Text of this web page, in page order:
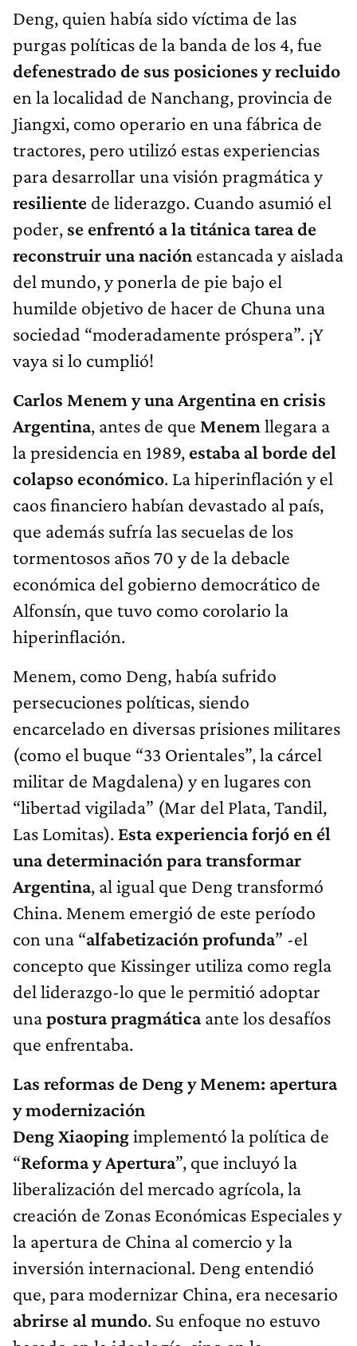
Deng, quien había sido víctima de las
purgas políticas de la banda de los 4, fue
defenestrado de sus posiciones y recluido
en la localidad de Nanchang, provincia de
Jiangxi, como operario en una fábrica de
tractores, pero utilizó estas experiencias
para desarrollar una visión pragmática y
resiliente de liderazgo. Cuando asumió el
poder, se enfrentó a la titánica tarea de
reconstruir una nación estancada y aislada
del mundo, y ponerla de pie bajo el
humilde objetivo de hacer de Chuna una
sociedad “moderadamente próspera”. ¡Y
vaya si lo cumplió!
Carlos Menem y una Argentina en crisis
Argentina, antes de que Menem llegara a
la presidencia en 1989, estaba al borde del
colapso económico. La hiperinflación y el
caos financiero habían devastado al país,
que además sufría las secuelas de los
tormentosos años 70 y de la debacle
económica del gobierno democrático de
Alfonsín, que tuvo como corolario la
hiperinflación.
Menem, como Deng, había sufrido
persecuciones políticas, siendo
encarcelado en diversas prisiones militares
(como el buque “33 Orientales”, la cárcel
militar de Magdalena) y en lugares con
“libertad vigilada” (Mar del Plata, Tandil,
Las Lomitas). Esta experiencia forjó en él
una determinación para transformar
Argentina, al igual que Deng transformó
China. Menem emergió de este período
con una “alfabetización profunda” -el
concepto que Kissinger utiliza como regla
del liderazgo-lo que le permitió adoptar
unapostura pragmáticaante los desafíos
que enfrentaba.
Las reformas de Deng y Menem: apertura
y modernización
Deng Xiaopingimplementó la política de
“Reforma y Apertura”, que incluyó la
liberalización del mercado agrícola, la
creación de Zonas Económicas Especiales y
la apertura de China al comercio y la
inversión internacional. Deng entendió
que, para modernizar China, era necesario
abrirse al mundo. Su enfoque no estuvo